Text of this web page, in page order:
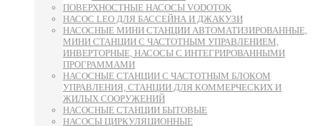
ПОВЕРХНОСТНЫЕ НАСОСЫ VODOTOK
НАСОС LEO ДЛЯ БАССЕЙНА И ДЖАКУЗИ
НАСОСНЫЕ МИНИ СТАНЦИИ АВТОМАТИЗИРОВАННЫЕ,
МИНИ СТАНЦИИ С ЧАСТОТНЫМ УПРАВЛЕНИЕМ,
ИНВЕРТОРНЫЕ, НАСОСЫ С ИНТЕГРИРОВАННЫМИ
ПРОГРАММАМИ
НАСОСНЫЕ СТАНЦИИ С ЧАСТОТНЫМ БЛОКОМ
УПРАВЛЕНИЯ, СТАНЦИИ ДЛЯ КОММЕРЧЕСКИХ И
ЖИЛЫХ СООРУЖЕНИЙ
НАСОСНЫЕ СТАНЦИИ БЫТОВЫЕ
НАСОСЫ ЦИРКУЛЯЦИОННЫЕ